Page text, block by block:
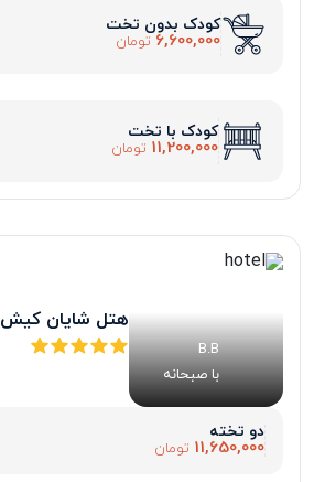
کودک بدون تخت
6,600,000 تومان
کودک با تخت
11,200,000 تومان
B.B
با صبحانه
هتل شایان کیش
دو تخته
11,650,000 تومان